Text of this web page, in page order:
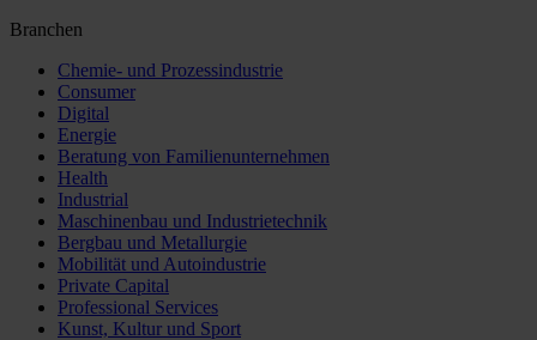
Branchen
Chemie- und Prozessindustrie
Consumer
Digital
Energie
Beratung von Familienunternehmen
Health
Industrial
Maschinenbau und Industrietechnik
Bergbau und Metallurgie
Mobilität und Autoindustrie
Private Capital
Professional Services
Kunst, Kultur und Sport